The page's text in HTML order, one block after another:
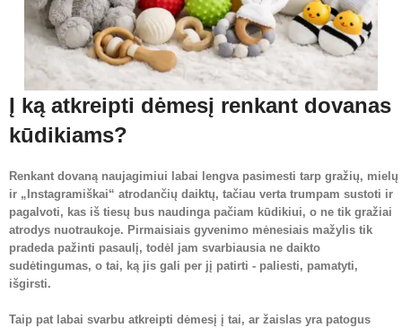
Į ką atkreipti dėmesį renkant dovanas
kūdikiams?
Renkant dovaną naujagimiui labai lengva pasimesti tarp gražių, mielų
ir „Instagramiškai“ atrodančių daiktų, tačiau verta trumpam sustoti ir
pagalvoti, kas iš tiesų bus naudinga pačiam kūdikiui, o ne tik gražiai
atrodys nuotraukoje. Pirmaisiais gyvenimo mėnesiais mažylis tik
pradeda pažinti pasaulį, todėl jam svarbiausia ne daikto
sudėtingumas, o tai, ką jis gali per jį patirti - paliesti, pamatyti,
išgirsti.
Taip pat labai svarbu atkreipti dėmesį į tai, ar žaislas yra patogus